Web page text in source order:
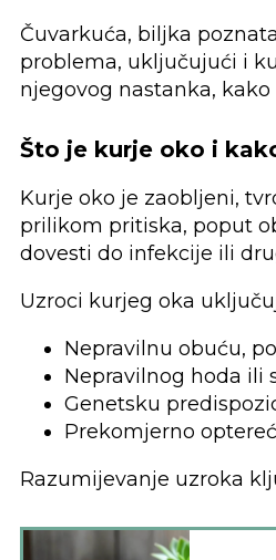
Čuvarkuća, biljka
problema, uključujući i
njegovog nastanka,
Što je kurje oko i
Kurje oko je zaobljeni,
prilikom pritiska, poput
dovesti do infekcije ili
Uzroci kurjeg oka
Nepravilnu obuću,
Nepravilnog hoda ili
Genetsku
Prekomjerno
Razumijevanje uzroka